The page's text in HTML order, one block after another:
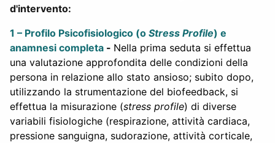
d'intervento:
1 – Profilo Psicofisiologico (o Stress Profile) e
anamnesi completa - Nella prima seduta si effettua
una valutazione approfondita delle condizioni della
persona in relazione allo stato ansioso; subito dopo,
utilizzando la strumentazione del biofeedback, si
effettua la misurazione (stress profile) di diverse
variabili fisiologiche (respirazione, attività cardiaca,
pressione sanguigna, sudorazione, attività corticale,